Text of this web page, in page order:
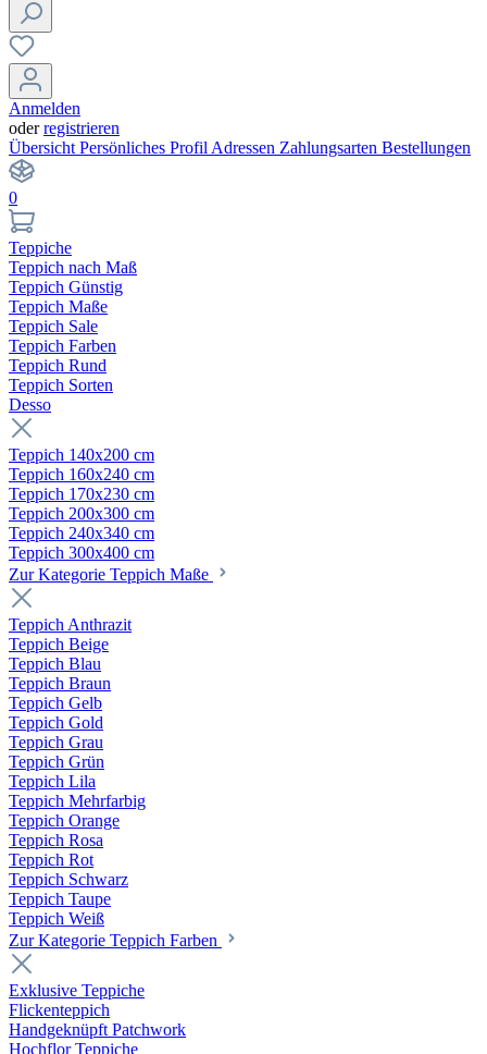
Anmelden
oderregistrieren
Übersicht Persönliches Profil Adressen Zahlungsarten Bestellungen
0
Teppiche
Teppich nach Maß
Teppich Günstig
Teppich Maße
Teppich Sale
Teppich Farben
Teppich Rund
Teppich Sorten
Desso
Teppich 140x200 cm
Teppich 160x240 cm
Teppich 170x230 cm
Teppich 200x300 cm
Teppich 240x340 cm
Teppich 300x400 cm
Zur Kategorie Teppich Maße
Teppich Anthrazit
Teppich Beige
Teppich Blau
Teppich Braun
Teppich Gelb
Teppich Gold
Teppich Grau
Teppich Grün
Teppich Lila
Teppich Mehrfarbig
Teppich Orange
Teppich Rosa
Teppich Rot
Teppich Schwarz
Teppich Taupe
Teppich Weiß
Zur Kategorie Teppich Farben
Exklusive Teppiche
Flickenteppich
Handgeknüpft Patchwork
Hochflor Teppiche